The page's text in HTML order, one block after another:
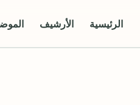
الرئيسية الأرشيف